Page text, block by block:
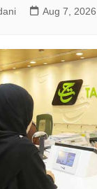
Aug 7, 2026